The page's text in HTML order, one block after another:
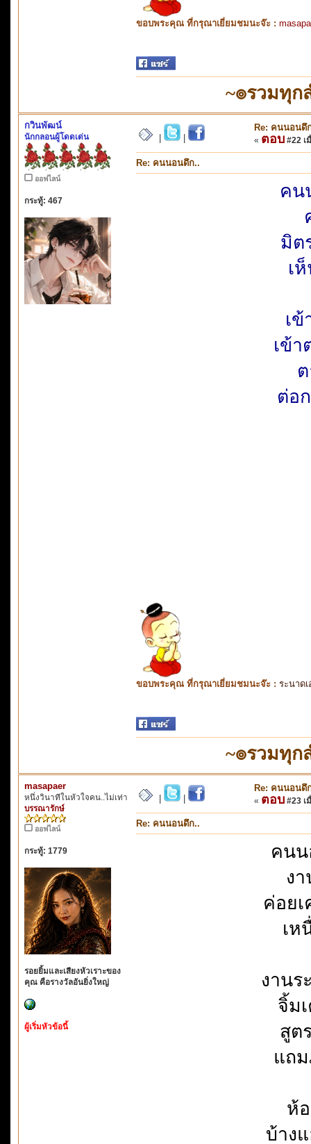
ขอบพระคุณ ที่กรุณาเยี่ยมชมนะจ๊ะ :
~๏รวมทุ
กวินพัฒน์
นักกลอนผู้โดดเด่น
ออฟไลน์
กระทู้: 467
Re: คนนอนดึ
« ตอบ #22 เ
Re: คนนอนดึก..
คน
มิต
เ
เ
เข้
ต่อ
ขอบพระคุณ ที่กรุณาเยี่ยมชมนะจ๊ะ : ระนาดเ
~๏รวมทุ
masapaer
หนึ่งวินาทีในหัวใจคน..ไม่เท่า
บรรณารักษ์
ออฟไลน์
กระทู้: 1779
รอยยิ้มและเสียงหัวเราะของ
คุณ คือรางวัลอันยิ่งใหญ่
ผู้เริ่มหัวข้อนี้
Re: คนนอนดึ
« ตอบ #23 เ
Re: คนนอนดึก..
คนน
ง
ค่อย
เห
งานร
จิ้ม
สูต
แถม
ห้
บ้าง